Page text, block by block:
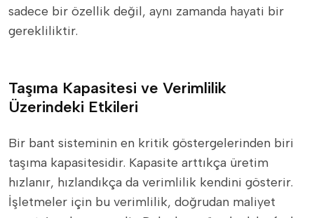
sadece bir özellik değil, aynı zamanda hayati bir
gerekliliktir.
Taşıma Kapasitesi ve Verimlilik
Üzerindeki Etkileri
Bir bant sisteminin en kritik göstergelerinden biri
taşıma kapasitesidir. Kapasite arttıkça üretim
hızlanır, hızlandıkça da verimlilik kendini gösterir.
İşletmeler için bu verimlilik, doğrudan maliyet